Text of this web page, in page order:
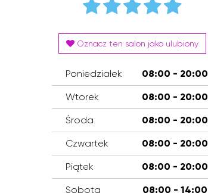
Oznacz ten salon jako ulubiony
Poniedziałek 08:00 - 20:00
Wtorek 08:00 - 20:00
Środa 08:00 - 20:00
Czwartek 08:00 - 20:00
Piątek 08:00 - 20:00
Sobota 08:00 - 14:00